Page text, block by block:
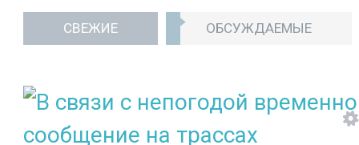
СВЕЖИЕ ОБСУЖДАЕМЫЕ